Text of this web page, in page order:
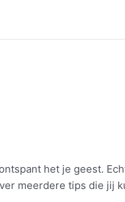
het je geest.
meerdere tips die jij